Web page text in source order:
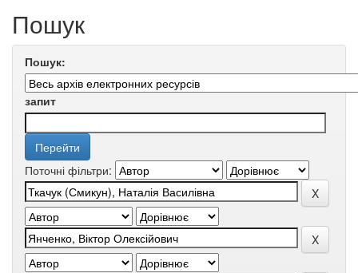
Пошук
Пошук:
запит
Поточні фільтри: